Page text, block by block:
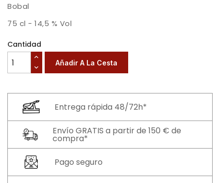
Bobal
75 cl - 14,5 % Vol
Cantidad
Añadir A La Cesta
Entrega rápida 48/72h*
Envío GRATIS a partir de 150 € de
compra*
Pago seguro